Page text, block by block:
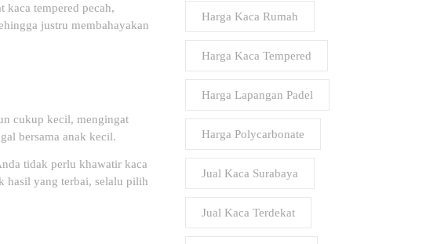
kaca tempered pecah,
justru membahayakan
cukup kecil, mengingat
bersama anak kecil.
tidak perlu khawatir kaca
hasil yang terbai, selalu pilih
Harga Kaca Rumah
Harga Kaca Tempered
Harga Lapangan Padel
Harga Polycarbonate
Jual Kaca Surabaya
Jual Kaca Terdekat